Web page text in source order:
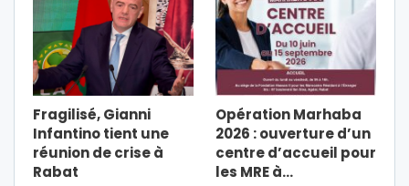
Fragilisé, Gianni
Infantino tient une
réunion de crise à
Rabat
Opération Marhaba
2026 : ouverture d’un
centre d’accueil pour
les MRE à…